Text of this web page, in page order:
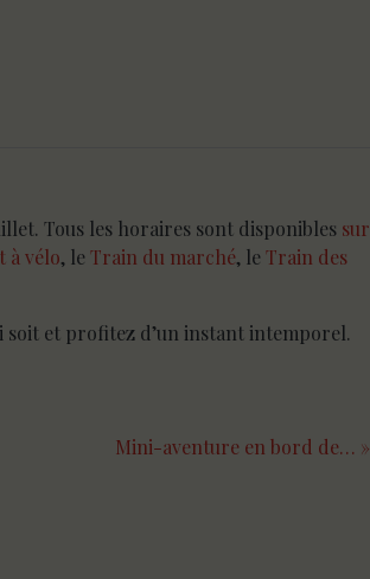
Tous les horaires sont disponibles sur
à vélo, leTrain du marché, leTrain des
soit et profitez d’un instant intemporel.
Mini-aventure en bord de… »